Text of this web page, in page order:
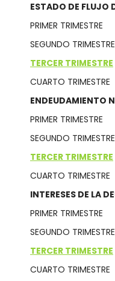
ESTADO DE FLUJO
PRIMER TRIMESTRE
SEGUNDO TRIMESTRE
TERCER TRIMESTRE
CUARTO TRIMESTRE
ENDEUDAMIENTO
PRIMER TRIMESTRE
SEGUNDO TRIMESTRE
TERCER TRIMESTRE
CUARTO TRIMESTRE
INTERESES DE LA
PRIMER TRIMESTRE
SEGUNDO TRIMESTRE
TERCER TRIMESTRE
CUARTO TRIMESTRE